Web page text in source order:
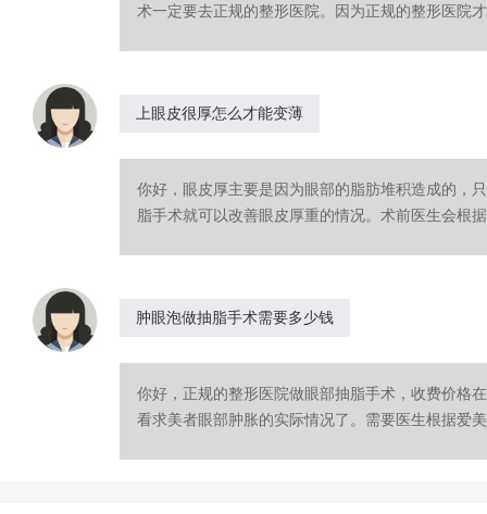
术一定要去正规的整形医院。因为正规的整形医院
上眼皮很厚怎么才能变薄
你好，眼皮厚主要是因为眼部的脂肪堆积造成的，
脂手术就可以改善眼皮厚重的情况。术前医生会根
肿眼泡做抽脂手术需要多少钱
你好，正规的整形医院做眼部抽脂手术，收费价格
看求美者眼部肿胀的实际情况了。需要医生根据爱